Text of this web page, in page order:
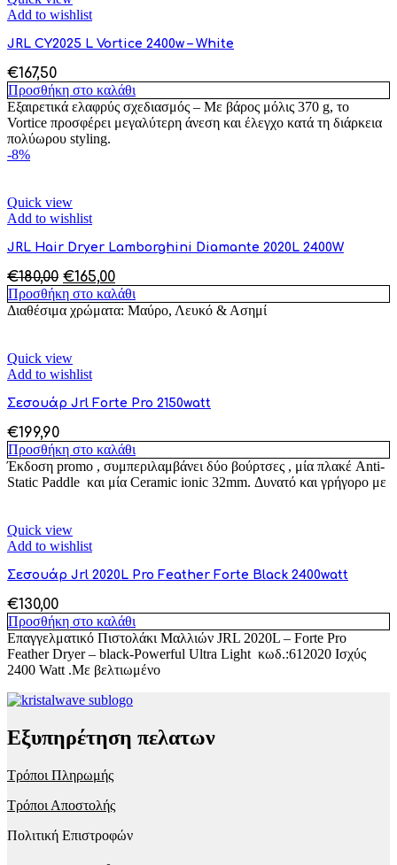
Add to wishlist
JRL CY2025 L Vortice 2400w – White
€167,50
Προσθήκη στο καλάθι
Εξαιρετικά ελαφρύς σχεδιασμός – Με βάρος μόλις 370 g, το
Vortice προσφέρει μεγαλύτερη άνεση και έλεγχο κατά τη διάρκεια
πολύωρου styling.
-8%
Quick view
Add to wishlist
JRL Hair Dryer Lamborghini Diamante 2020L 2400W
€180,00 Original
price
was:
€165,00Η
τρέχουσα
τιμή
Προσθήκη στο καλάθι
Διαθέσιμα χρώματα: Μαύρο, Λευκό & Ασημί
Quick view
Add to wishlist
Σεσουάρ Jrl Forte Pro 2150watt
€199,90
Προσθήκη στο καλάθι
Έκδοση promo , συμπεριλαμβάνει δύο βούρτσες , μία πλακέ Anti-
Static Paddle και μία Ceramic ionic 32mm. Δυνατό και γρήγορο με
Quick view
Add to wishlist
Σεσουάρ Jrl 2020L Pro Feather Forte Black 2400watt
€130,00
Προσθήκη στο καλάθι
Επαγγελματικό Πιστολάκι Μαλλιών JRL 2020L – Forte Pro
Feather Dryer – black-Powerful Ultra Light κωδ.:612020 Ισχύς
2400 Watt .Με βελτιωμένο
Εξυπηρέτηση πελατων
Τρόποι Πληρωμής
Τρόποι Αποστολής
Πολιτική Επιστροφών